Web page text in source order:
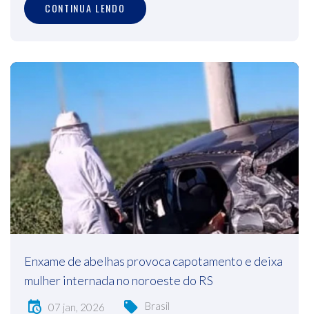
CONTINUA LENDO
Enxame de abelhas provoca capotamento e deixa
mulher internada no noroeste do RS
07 jan, 2026 Brasil